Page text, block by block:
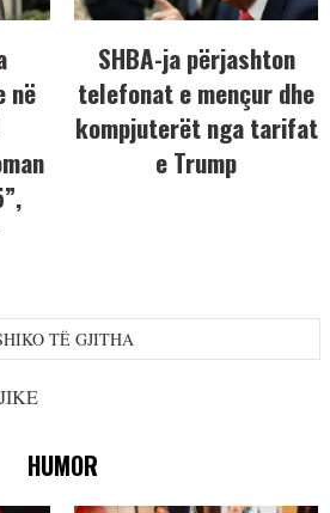
në
SHBA-ja përjashton
telefonat e mençur dhe
kompjuterët nga tarifat
e Trump
TË GJITHA
HUMOR